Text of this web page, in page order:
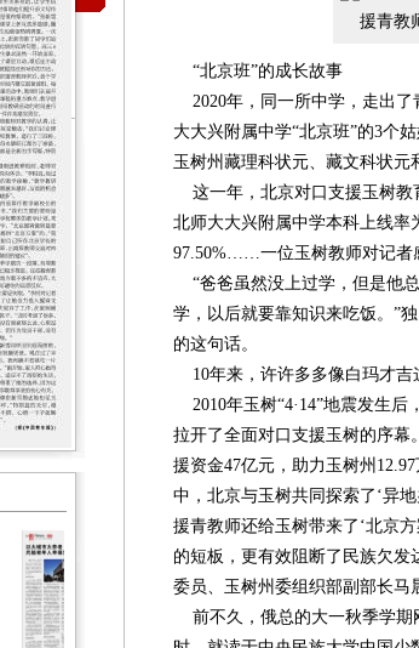
援青教
“北京班”的成长故事
2020年，同一所中学，走出了
大大兴附属中学“北京班”的3个
玉树州藏理科状元、藏文科状元
这一年，北京对口支援玉树教
北师大大兴附属中学本科上线率
97.50%……一位玉树教师对记者
“爸爸虽然没上过学，但是他
学，以后就要靠知识来吃饭。”
的这句话。
10年来，许许多多像白玛才吉
2010年玉树“4·14”地震发生后
拉开了全面对口支援玉树的序幕
援资金47亿元，助力玉树州
中，北京与玉树共同探索了‘异
援青教师还给玉树带来了‘北京
的短板，更有效阻断了民族欠发
委员、玉树州委组织部副部长马
前不久，俄总的大一秋季学期